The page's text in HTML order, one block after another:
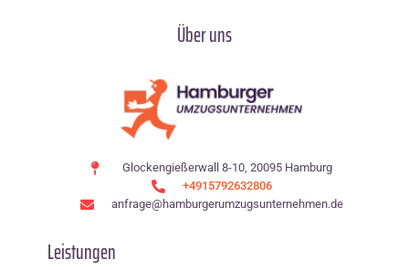
Über uns
Glockengießerwall 8-10, 20095 Hamburg
+4915792632806
anfrage@hamburgerumzugsunternehmen.de
Leistungen